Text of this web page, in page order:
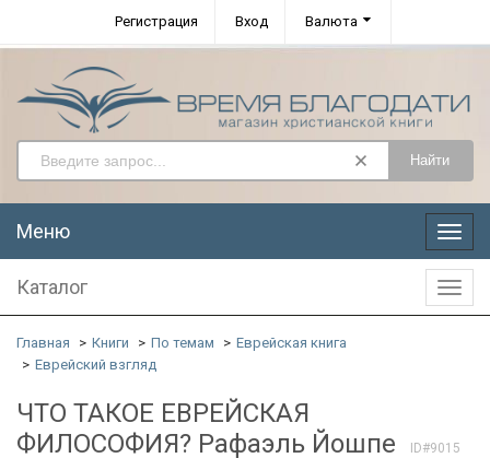
Регистрация Вход Валюта
Найти
Меню
Меню
Каталог
Главная Книги По темам
Еврейская книга
Еврейский взгляд
ЧТО ТАКОЕ ЕВРЕЙСКАЯ
ФИЛОСОФИЯ? Рафаэль Йошпе
ID#9015